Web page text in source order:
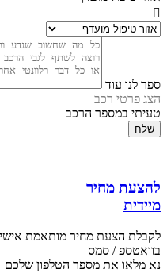
ספר לנו עוד
הצג פרטי רכב
טעיתי במספר הרכב
שלח
להצעת מחיר
מיידית
לקבלת הצעת מחיר מותאמת
בוואטספ / סמס
נא מלאו את מספר הטלפון שלכם